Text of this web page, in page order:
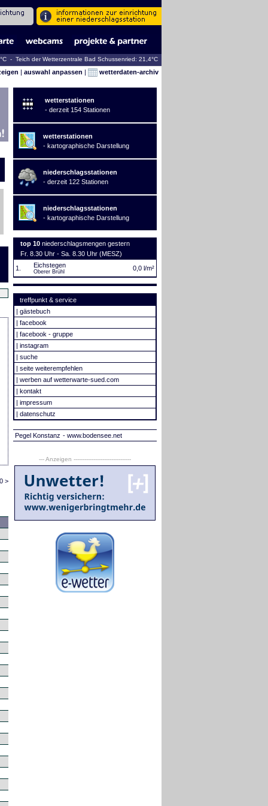
- Teich der Wetterzentrale Bad Schussenried: 21,4°C
| auswahl anpassen | wetterdaten-archiv
>
wetterstationen
- derzeit 154 Stationen
wetterstationen
- kartographische Darstellung
niederschlagsstationen
- derzeit 122 Stationen
niederschlagsstationen
- kartographische Darstellung
top 10 niederschlagsmengen gestern
Fr. 8.30 Uhr - Sa. 8.30 Uhr (MESZ)
1.
Eichstegen
Oberer Brühl 0,0 l/m²
treffpunkt & service
| gästebuch
| facebook
| facebook - gruppe
| instagram
| suche
| seite weiterempfehlen
| werben auf wetterwarte-sued.com
| kontakt
| impressum
| datenschutz
Pegel Konstanz - www.bodensee.net
--- Anzeigen --------------------------------